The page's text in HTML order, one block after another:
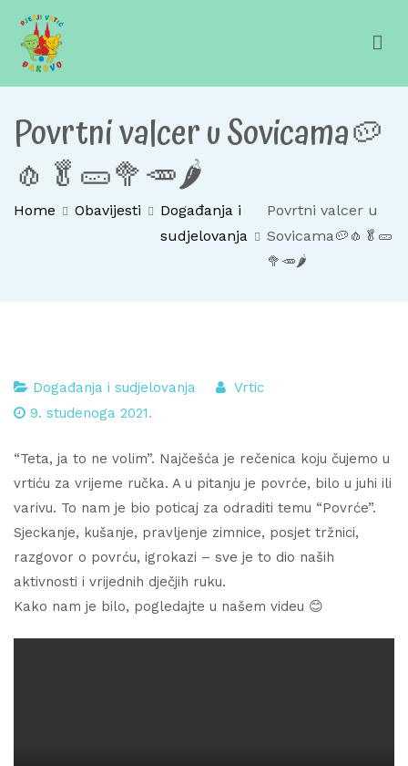
content
Dječji vrtić Đakovo
Za sretno djetinjstvo
Povrtni valcer u Sovicama🥔
🧄🥬🥒🥦🥕🌶️
Home Obavijesti
Događanja i
sudjelovanja
Povrtni valcer u
Sovicama🥔🧄🥬🥒
🥦🥕🌶️
Događanja i sudjelovanja
Vrtic
9. studenoga 2021.
“Teta, ja to ne volim”. Najčešća je rečenica koju čujemo u
vrtiću za vrijeme ručka. A u pitanju je povrće, bilo u juhi ili
varivu. To nam je bio poticaj za odraditi temu “Povrće”.
Sjeckanje, kušanje, pravljenje zimnice, posjet tržnici,
razgovor o povrću, igrokazi – sve je to dio naših
aktivnosti i vrijednih dječjih ruku.
Kako nam je bilo, pogledajte u našem videu 😊